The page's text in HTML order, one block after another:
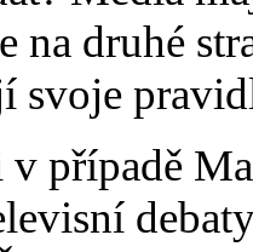
na druhé
svoje
případě